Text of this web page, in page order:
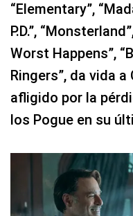
“Elementary”,
P.D.”,
Worst Happens”,
Ringers”, da vida
afligido por la
los Pogue en su